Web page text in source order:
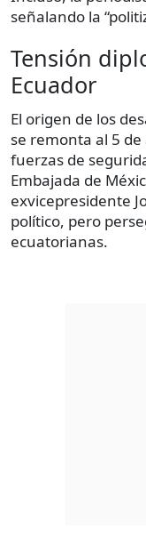
señalando la
Tensión
Ecuador
El origen de los
se remonta al 5
fuerzas de
Embajada de
exvicepresidente
político, pero
ecuatorianas.